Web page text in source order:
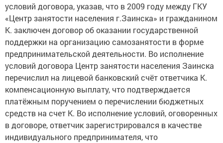
условий договора, указав, что в 2009 году между ГКУ
«Центр занятости населения г.Заинска» и гражданином
К. заключен договор об оказании государственной
поддержки на организацию самозанятости в форме
предпринимательской деятельности. Во исполнение
условий договора Центр занятости населения Заинска
перечислил на лицевой банковский счёт ответчика К.
компенсационную выплату, что подтверждается
платёжным поручением о перечислении бюджетных
средств на счет К. Во исполнение условий, оговоренных
в договоре, ответчик зарегистрировался в качестве
индивидуального предпринимателя, что